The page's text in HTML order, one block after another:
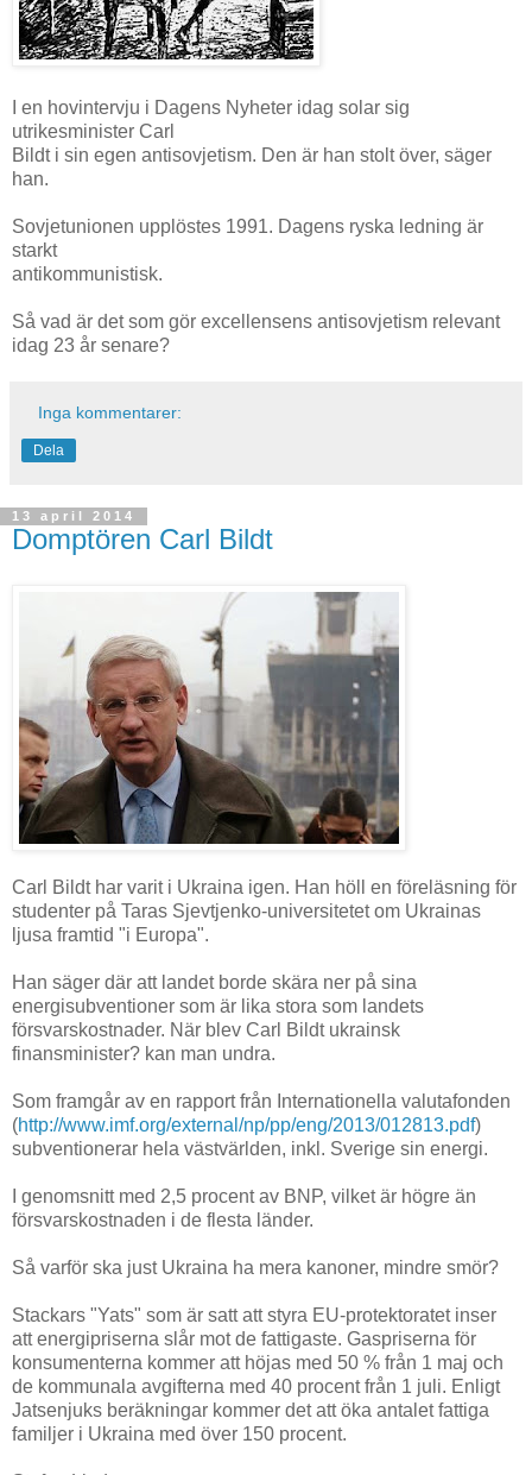
I en hovintervju i Dagens Nyheter idag solar sig
utrikesminister Carl
Bildt i sin egen antisovjetism. Den är han stolt över, säger
han.
Sovjetunionen upplöstes 1991. Dagens ryska ledning är
starkt
antikommunistisk.
Så vad är det som gör excellensens antisovjetism relevant
idag 23 år senare?
Inga kommentarer:
Dela
13 april 2014
Domptören Carl Bildt
Carl Bildt har varit i Ukraina igen. Han höll en föreläsning för
studenter på Taras Sjevtjenko-universitetet om Ukrainas
ljusa framtid "i Europa".
Han säger där att landet borde skära ner på sina
energisubventioner som är lika stora som landets
försvarskostnader. När blev Carl Bildt ukrainsk
finansminister? kan man undra.
Som framgår av en rapport från Internationella valutafonden
(http://www.imf.org/external/np/pp/eng/2013/012813.pdf)
subventionerar hela västvärlden, inkl. Sverige sin energi.
I genomsnitt med 2,5 procent av BNP, vilket är högre än
försvarskostnaden i de flesta länder.
Så varför ska just Ukraina ha mera kanoner, mindre smör?
Stackars "Yats" som är satt att styra EU-protektoratet inser
att energipriserna slår mot de fattigaste. Gaspriserna för
konsumenterna kommer att höjas med 50 % från 1 maj och
de kommunala avgifterna med 40 procent från 1 juli. Enligt
Jatsenjuks beräkningar kommer det att öka antalet fattiga
familjer i Ukraina med över 150 procent.